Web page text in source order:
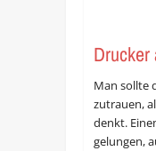
Drucker
Man sollte
zutrauen,
denkt.
gelungen,